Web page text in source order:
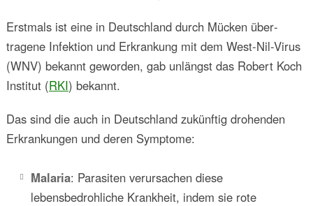
Erstmals ist eine in Deutschland durch Mücken über­
tragene Infektion und Erkrankung mit dem West-Nil-Virus
(WNV) bekannt geworden, gab unlängst das Robert Koch
Institut (RKI) bekannt.
Das sind die auch in Deutschland zukünftig drohenden
Erkrankungen und deren Symptome:
Malaria: Parasiten verursachen diese
lebensbedrohliche Krankheit, indem sie rote